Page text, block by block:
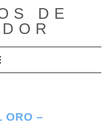
DE
modo de navegación
ORO –